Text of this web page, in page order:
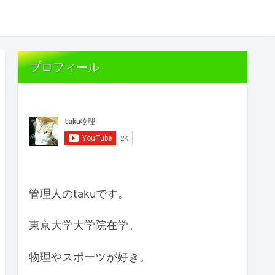
プロフィール
管理人のtakuです。
東京大学大学院在学。
物理やスポーツが好き。